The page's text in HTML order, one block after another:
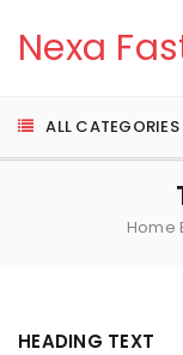
ALL CATEGORIES
Nexa
Home
HEADING TEXT